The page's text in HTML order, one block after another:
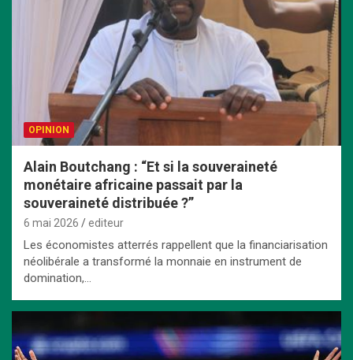
OPINION
Alain Boutchang : “Et si la souveraineté
monétaire africaine passait par la
souveraineté distribuée ?”
6 mai 2026 editeur
Les économistes atterrés rappellent que la financiarisation
néolibérale a transformé la monnaie en instrument de
domination,…